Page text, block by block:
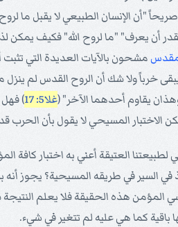
"أن الإنسان الطبيعي لا يقبل ما لروح
يقدر أن يعرف" "ما لروح الله" فكيف
مشحون بالآيات العديدة التي
خرباً ولا شك أن الروح القدس لم
يقاوم أحدهما الآخر" (غلا5: 17
) فهل
الاختبار المسيحي لا يقول بأن
لطبيعتنا العتيقة أعني به اختبار
السير في طريقه المسيحية؟ يجوز
المؤمن هذه الحقيقة فلا يعلم
باقية كما هي عليه لم تتغير في شيء.